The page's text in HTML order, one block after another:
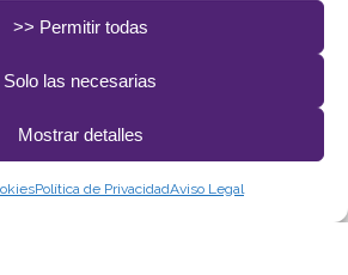
>> Permitir todas
Solo las necesarias
Mostrar detalles
Política de PrivacidadAviso Legal
pordelefant.com